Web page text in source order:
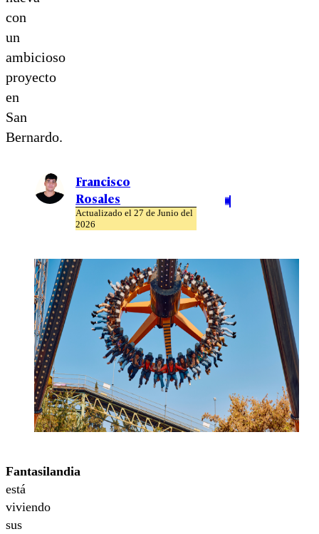
con
un
ambicioso
proyecto
en
San
Bernardo.
Francisco
Rosales
Actualizado el 27 de Junio del
2026
Fantasilandia
está
viviendo
sus